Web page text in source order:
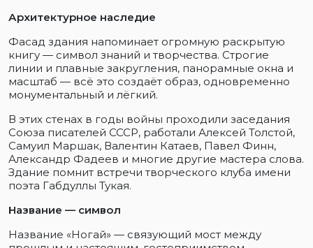
Архитектурное наследие
Фасад здания напоминает огромную раскрытую
книгу — символ знаний и творчества. Строгие
линии и плавные закругления, панорамные окна и
масштаб — всё это создаёт образ, одновременно
монументальный и лёгкий.
В этих стенах в годы войны проходили заседания
Союза писателей СССР, работали Алексей Толстой,
Самуил Маршак, Валентин Катаев, Павел Финн,
Александр Фадеев и многие другие мастера слова.
Здание помнит встречи творческого клуба имени
поэта Габдуллы Тукая.
Название — символ
Название «Ногай» — связующий мост между